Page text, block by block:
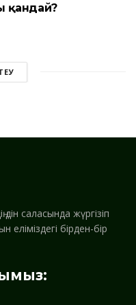
қандай?
саласында жүргізіп
бірден-бір